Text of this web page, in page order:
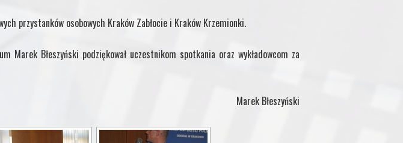
przystanków osobowych Kraków Zabłocie i Kraków Krzemionki.
Marek Błeszyński podziękował uczestnikom spotkania oraz wykładowcom za
Marek Błeszyński